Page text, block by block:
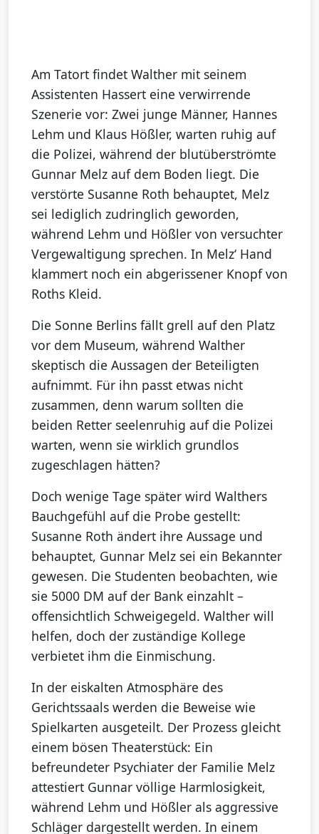
Am Tatort findet Walther mit seinem
Assistenten Hassert eine verwirrende
Szenerie vor: Zwei junge Männer, Hannes
Lehm und Klaus Hößler, warten ruhig auf
die Polizei, während der blutüberströmte
Gunnar Melz auf dem Boden liegt. Die
verstörte Susanne Roth behauptet, Melz
sei lediglich zudringlich geworden,
während Lehm und Hößler von versuchter
Vergewaltigung sprechen. In Melz‘ Hand
klammert noch ein abgerissener Knopf von
Roths Kleid.
Die Sonne Berlins fällt grell auf den Platz
vor dem Museum, während Walther
skeptisch die Aussagen der Beteiligten
aufnimmt. Für ihn passt etwas nicht
zusammen, denn warum sollten die
beiden Retter seelenruhig auf die Polizei
warten, wenn sie wirklich grundlos
zugeschlagen hätten?
Doch wenige Tage später wird Walthers
Bauchgefühl auf die Probe gestellt:
Susanne Roth ändert ihre Aussage und
behauptet, Gunnar Melz sei ein Bekannter
gewesen. Die Studenten beobachten, wie
sie 5000 DM auf der Bank einzahlt –
offensichtlich Schweigegeld. Walther will
helfen, doch der zuständige Kollege
verbietet ihm die Einmischung.
In der eiskalten Atmosphäre des
Gerichtssaals werden die Beweise wie
Spielkarten ausgeteilt. Der Prozess gleicht
einem bösen Theaterstück: Ein
befreundeter Psychiater der Familie Melz
attestiert Gunnar völlige Harmlosigkeit,
während Lehm und Hößler als aggressive
Schläger dargestellt werden. In einem